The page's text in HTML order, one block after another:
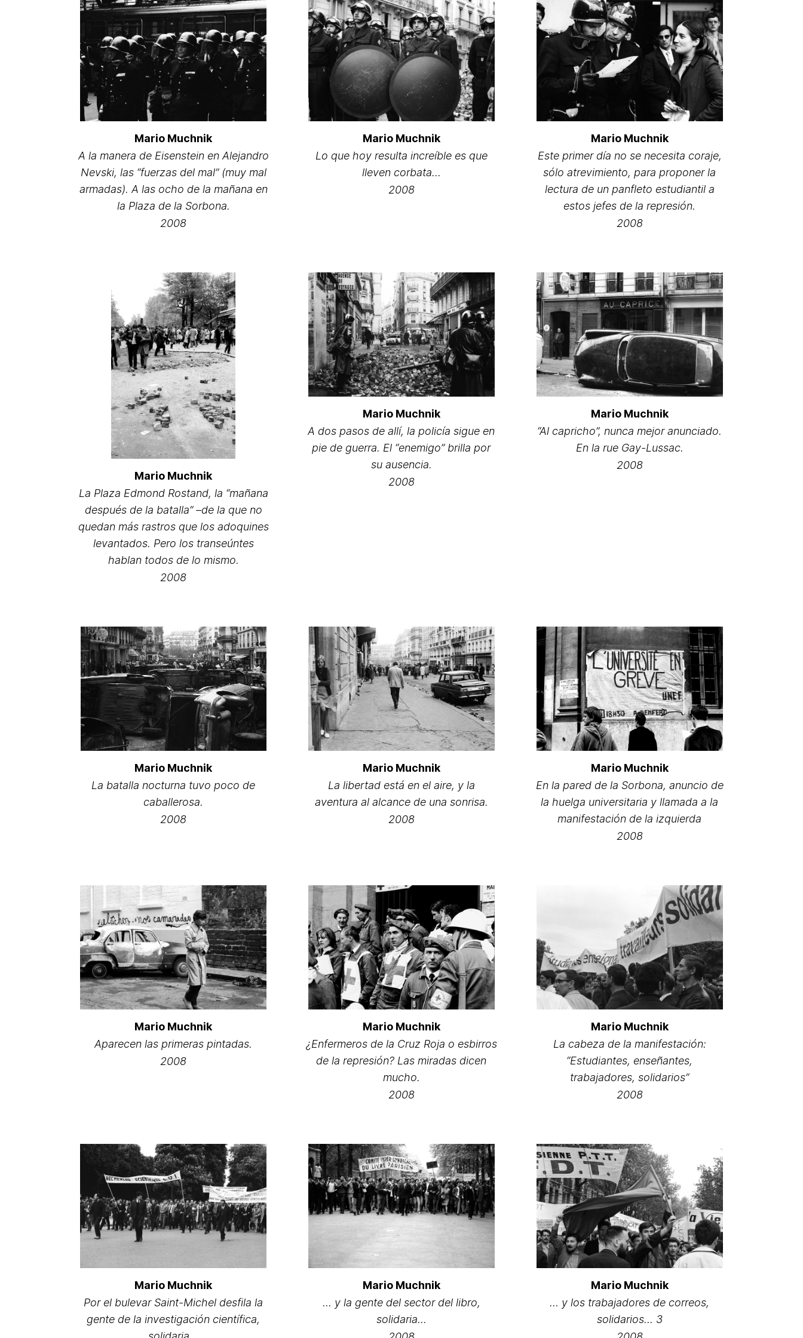
Mario Muchnik
A la manera de Eisenstein en Alejandro
Nevski, las “fuerzas del mal” (muy mal
armadas). A las ocho de la mañana en
la Plaza de la Sorbona.
2008
Mario Muchnik
Lo que hoy resulta increíble es que
lleven corbata…
2008
Mario Muchnik
Este primer día no se necesita coraje,
sólo atrevimiento, para proponer la
lectura de un panfleto estudiantil a
estos jefes de la represión.
2008
Mario Muchnik
La Plaza Edmond Rostand, la “mañana
después de la batalla” –de la que no
quedan más rastros que los adoquines
levantados. Pero los transeúntes
hablan todos de lo mismo.
2008
Mario Muchnik
A dos pasos de allí, la policía sigue en
pie de guerra. El “enemigo” brilla por
su ausencia.
2008
Mario Muchnik
“Al capricho”, nunca mejor anunciado.
En la rue Gay-Lussac.
2008
Mario Muchnik
La batalla nocturna tuvo poco de
caballerosa.
2008
Mario Muchnik
La libertad está en el aire, y la
aventura al alcance de una sonrisa.
2008
Mario Muchnik
En la pared de la Sorbona, anuncio de
la huelga universitaria y llamada a la
manifestación de la izquierda
2008
Mario Muchnik
Aparecen las primeras pintadas.
2008
Mario Muchnik
¿Enfermeros de la Cruz Roja o esbirros
de la represión? Las miradas dicen
mucho.
2008
Mario Muchnik
La cabeza de la manifestación:
“Estudiantes, enseñantes,
trabajadores, solidarios”
2008
Mario Muchnik
Por el bulevar Saint-Michel desfila la
gente de la investigación científica,
Mario Muchnik
… y la gente del sector del libro,
solidaria…
Mario Muchnik
… y los trabajadores de correos,
solidarios… 3